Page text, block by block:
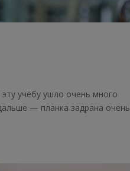
учёбу ушло очень много
— планка задрана очень